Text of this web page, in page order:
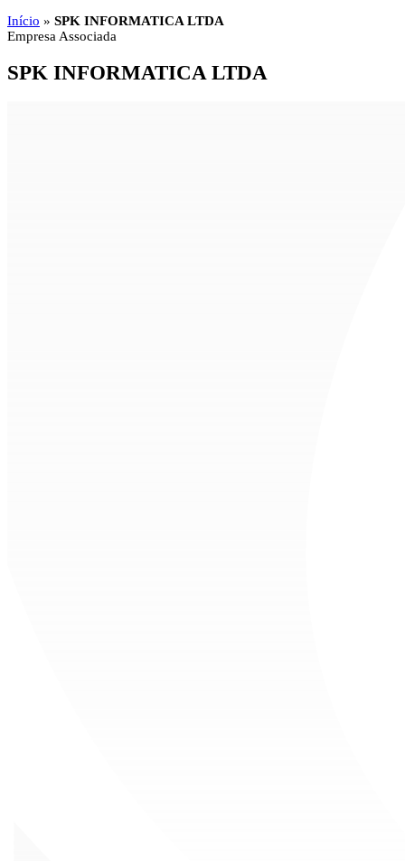
Início » SPK INFORMATICA LTDA
Empresa Associada
SPK INFORMATICA LTDA